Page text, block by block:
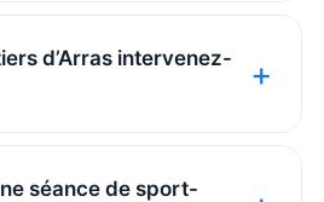
d’Arras intervenez-
séance de sport-